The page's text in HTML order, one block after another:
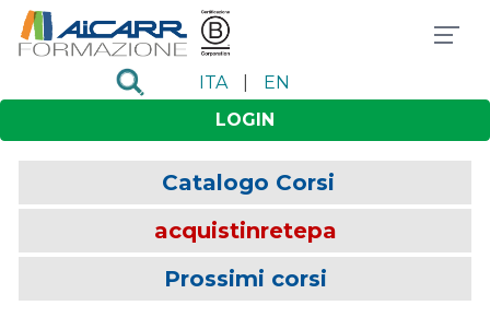
ITA
EN
LOGIN
Catalogo Corsi
acquistinretepa
Prossimi corsi